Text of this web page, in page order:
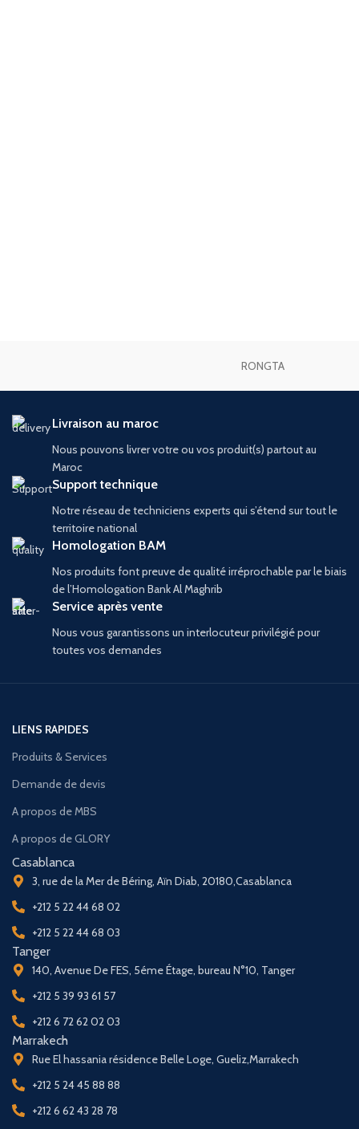
RONGTA
Livraison au maroc
Nous pouvons livrer votre ou vos produit(s) partout au
Maroc
Support technique
Notre réseau de techniciens experts qui s’étend sur tout le
territoire national
Homologation BAM
Nos produits font preuve de qualité irréprochable par le biais
de l’Homologation Bank Al Maghrib
Service après vente
Nous vous garantissons un interlocuteur privilégié pour
toutes vos demandes
LIENS RAPIDES
Produits & Services
Demande de devis
A propos de MBS
A propos de GLORY
Casablanca
3, rue de la Mer de Béring, Aïn Diab, 20180,Casablanca
+212 5 22 44 68 02
+212 5 22 44 68 03
Tanger
140, Avenue De FES, 5éme Étage, bureau N°10, Tanger
+212 5 39 93 61 57
+212 6 72 62 02 03
Marrakech
Rue El hassania résidence Belle Loge, Gueliz,Marrakech
+212 5 24 45 88 88
+212 6 62 43 28 78